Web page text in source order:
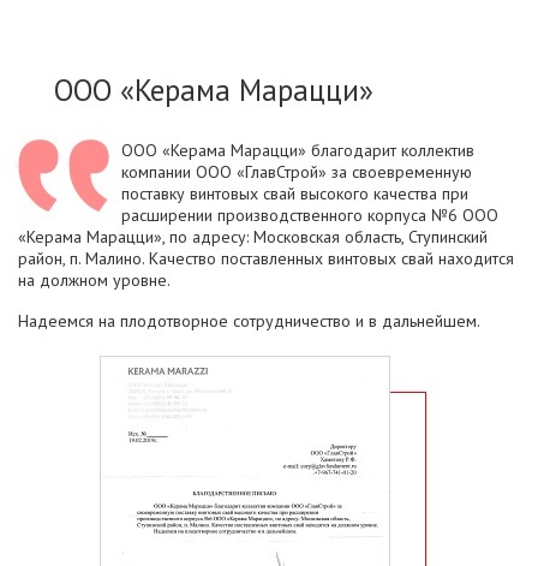
ООО «Керама Марацци»
ООО «Керама Марацци» благодарит коллектив
компании ООО «ГлавСтрой» за своевременную
поставку винтовых свай высокого качества при
расширении производственного корпуса №6 ООО
«Керама Марацци», по адресу: Московская область, Ступинский
район, п. Малино. Качество поставленных винтовых свай находится
на должном уровне.
Надеемся на плодотворное сотрудничество и в дальнейшем.